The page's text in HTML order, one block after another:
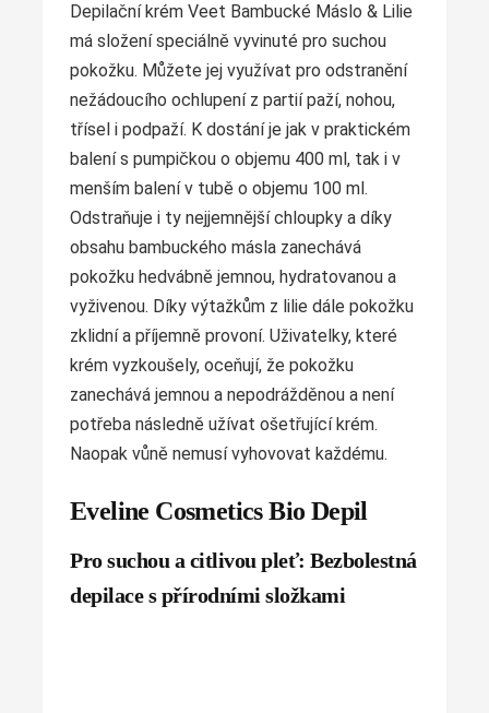
Depilační krém Veet Bambucké Máslo & Lilie
má složení speciálně vyvinuté pro suchou
pokožku. Můžete jej využívat pro odstranění
nežádoucího ochlupení z partií paží, nohou,
třísel i podpaží. K dostání je jak v praktickém
balení s pumpičkou o objemu 400 ml, tak i v
menším balení v tubě o objemu 100 ml.
Odstraňuje i ty nejjemnější chloupky a díky
obsahu bambuckého másla zanechává
pokožku hedvábně jemnou, hydratovanou a
vyživenou. Díky výtažkům z lilie dále pokožku
zklidní a příjemně provoní. Uživatelky, které
krém vyzkoušely, oceňují, že pokožku
zanechává jemnou a nepodrážděnou a není
potřeba následně užívat ošetřující krém.
Naopak vůně nemusí vyhovovat každému.
Eveline Cosmetics Bio Depil
Pro suchou a citlivou pleť: Bezbolestná
depilace s přírodními složkami